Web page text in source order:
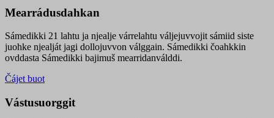
Mearrádusdahkan
Sámedikki 21 lahtu ja njealje várrelahtu váljejuvvojit sámiid siste
juohke njealját jagi dollojuvvon válggain. Sámedikki čoahkkin
ovddasta Sámedikki bajimuš mearridanválddi.
Čájet buot
Vástusuorggit